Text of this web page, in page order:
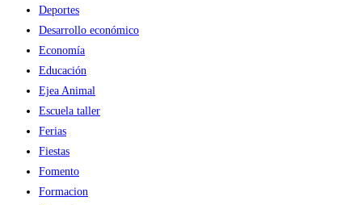
Deportes
Desarrollo económico
Economía
Educación
Ejea Animal
Escuela taller
Ferias
Fiestas
Fomento
Formacion